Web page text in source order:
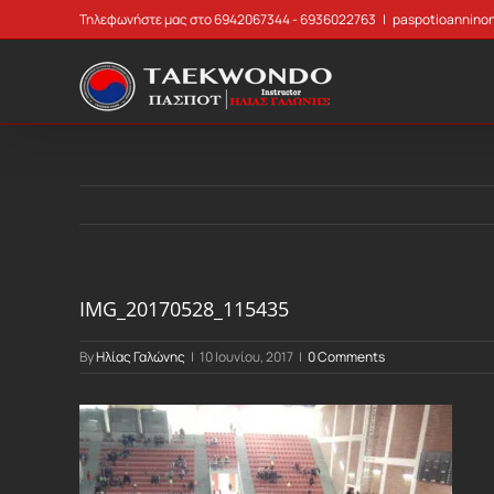
to
Τηλεφωνήστε μας στο 6942067344 - 6936022763 |
IMG_20170528_115435
ByΗλίας Γαλώνης | 10 Ιουνίου, 2017 | 0 Comments